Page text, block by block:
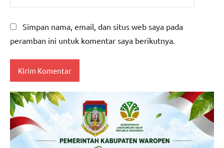
Simpan nama, email, dan situs web saya pada
peramban ini untuk komentar saya berikutnya.